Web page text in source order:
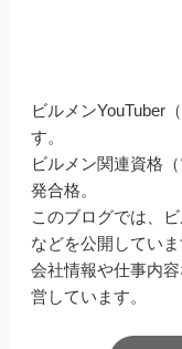
ビルメンYouTuber
す。
ビルメン関連資格
発合格。
このブログでは、
などを公開していま
会社情報や仕事内
営しています。